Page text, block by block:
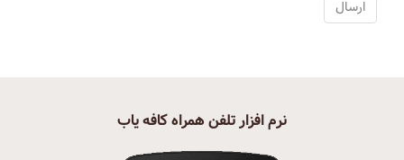
نرم افزار تلفن همراه کافه یاب